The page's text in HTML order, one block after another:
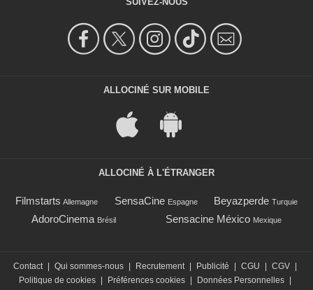
ALLOCINÉ SUR MOBILE
ALLOCINÉ À L'ÉTRANGER
Filmstarts Allemagne SensaCine Espagne Beyazperde Turquie
AdoroCinema Brésil Sensacine México Mexique
Contact Qui sommes-nous Recrutement Publicité CGU CGV
Politique de cookies
Préférences cookies Données Personnelles